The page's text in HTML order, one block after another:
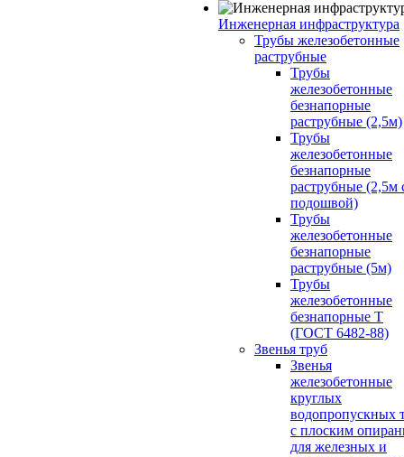
Инженерная инфраструктура
Трубы железобетонные
раструбные
Трубы
железобетонные
безнапорные
раструбные (2,5м)
Трубы
железобетонные
безнапорные
раструбные (2,5м
подошвой)
Трубы
железобетонные
безнапорные
раструбные (5м)
Трубы
железобетонные
безнапорные Т
(ГОСТ 6482-88)
Звенья труб
Звенья
железобетонные
круглых
водопропускных
с плоским
для железных и